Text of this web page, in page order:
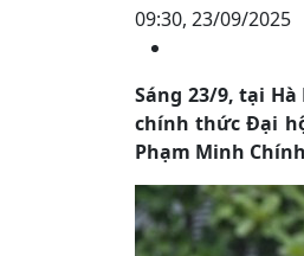
09:30, 23/09/2025
Sáng 23/9, tại
chính thức Đại
Phạm Minh